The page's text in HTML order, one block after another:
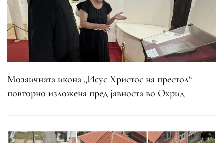
Мозаичната икона „Исус Христос на престол“
повторно изложена пред јавноста во Охрид